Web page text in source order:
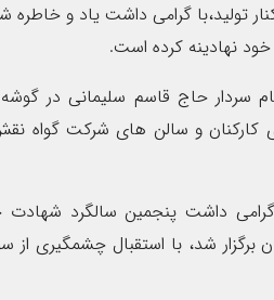
کنار تولید،با گرامی داشت یاد و
خود نهادینه کرده است.
سردار حاج قاسم سلیمانی در
کارکنان و سالن های شرکت گواه
داشت پنجمین سالگرد
برگزار شد، با استقبال چشمگیری از
شرکت پتروشیمی جم
و مدیریت واحد